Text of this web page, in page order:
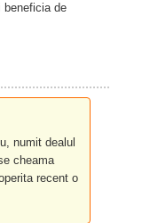
beneficia de
numit dealul
cheama
recent o